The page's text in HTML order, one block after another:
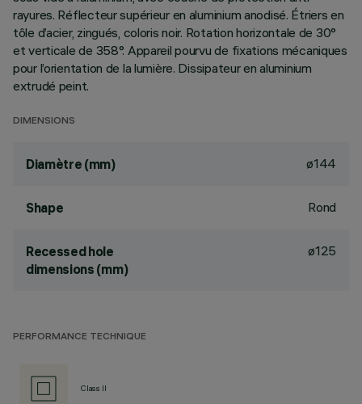
rayures. Réflecteur supérieur en aluminium anodisé. Étriers en
tôle d’acier, zingués, coloris noir. Rotation horizontale de 30°
et verticale de 358°. Appareil pourvu de fixations mécaniques
pour l’orientation de la lumière. Dissipateur en aluminium
extrudé peint.
DIMENSIONS
Diamètre (mm) ø144
Shape Rond
Recessed hole
dimensions (mm)
ø125
PERFORMANCE TECHNIQUE
Class II